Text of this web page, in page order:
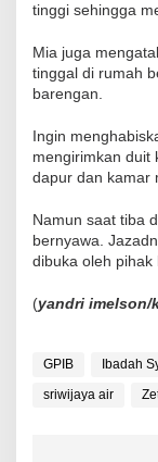
tinggi sehingga
Mia juga
tinggal di rumah
barengan.
Ingin
mengirimkan duit
dapur dan kamar
Namun saat tiba
bernyawa.
dibuka oleh pihak
(yandri imelson/
GPIB Ibadah
sriwijaya air